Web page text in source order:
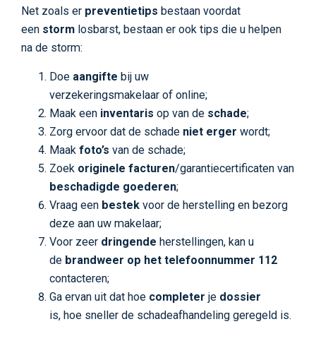
Net zoals er preventietips bestaan voordat
een storm losbarst, bestaan er ook tips die u helpen
na de storm:
Doe aangifte bij uw
verzekeringsmakelaar of online;
Maak een inventaris op van de schade;
Zorg ervoor dat de schade niet erger wordt;
Maak foto’s van de schade;
Zoek originele facturen/garantiecertificaten van
beschadigde goederen;
Vraag een bestek voor de herstelling en bezorg
deze aan uw makelaar;
Voor zeer dringende herstellingen, kan u
de brandweer op het telefoonnummer 112
contacteren;
Ga ervan uit dat hoe completer je dossier
is, hoe sneller de schadeafhandeling geregeld is.